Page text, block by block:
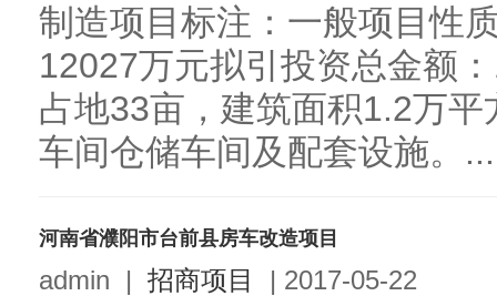
制造项目标注：一般项目性
12027万元拟引投资总金额
占地33亩，建筑面积1.2万
车间仓储车间及配套设施。...
河南省濮阳市台前县房车改造项目
admin | 招商项目 | 2017-05-22